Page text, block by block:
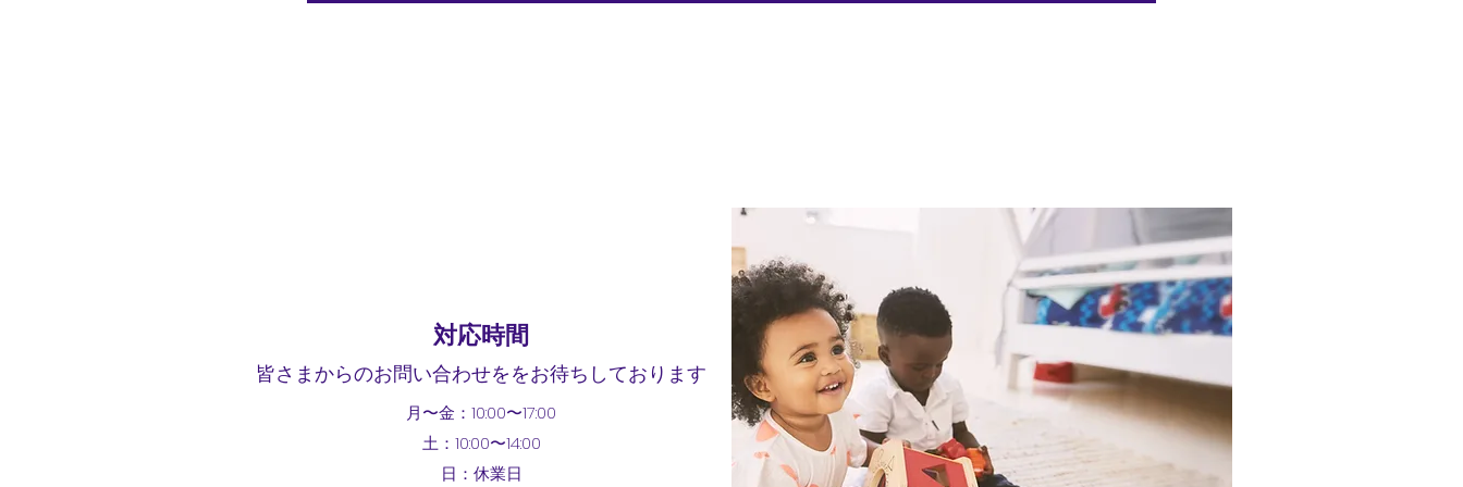
対応時間
皆さまからのお問い合わせををお待ちしております
月〜金：10:00〜17:00
土：10:00〜14:00
日：休業日